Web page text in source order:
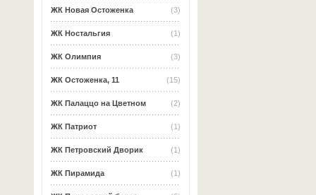
(3)
ЖК Новая Остоженка
(1)
ЖК Ностальгия
(3)
ЖК Олимпия
(15)
ЖК Остоженка, 11
(2)
ЖК Палаццо на Цветном
(1)
ЖК Патриот
(1)
ЖК Петровский Дворик
(1)
ЖК Пирамида